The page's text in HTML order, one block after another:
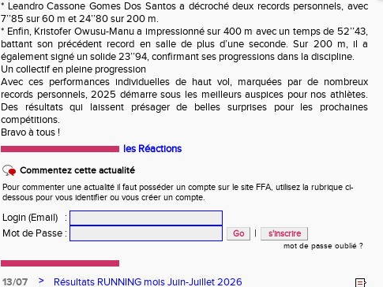
* Leandro Cassone Gomes Dos Santos a décroché deux records personnels, avec
7’’85 sur 60 m et 24’’80 sur 200 m.
* Enfin, Kristofer Owusu-Manu a impressionné sur 400 m avec un temps de 52’’43,
battant son précédent record en salle de plus d’une seconde. Sur 200 m, il a
également signé un solide 23’’94, confirmant ses progressions dans la discipline.
Un collectif en pleine progression
Avec ces performances individuelles de haut vol, marquées par de nombreux
records personnels, 2025 démarre sous les meilleurs auspices pour nos athlètes.
Des résultats qui laissent présager de belles surprises pour les prochaines
compétitions.
Bravo à tous !
les Réactions
Commentez cette actualité
Pour commenter une actualité il faut posséder un compte sur le site FFA, utilisez la rubrique ci-
dessous pour vous identifier ou vous créer un compte.
Login (Email)
:
Mot de Passe : |
mot de passe oublié ?
13/07 >
Résultats RUNNING mois Juin-Juillet 2026